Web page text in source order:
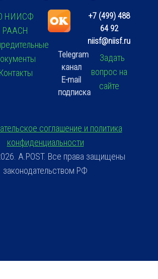
НИИСФ
РААСН
Контакты
Telegram
канал
E-mail
подписка
+7 (499) 488
64 92
niisf@niisf.ru
Задать
вопрос на
сайте
соглашение и политика
конфиденциальности
A.POST. Все права защищены
законодательством РФ